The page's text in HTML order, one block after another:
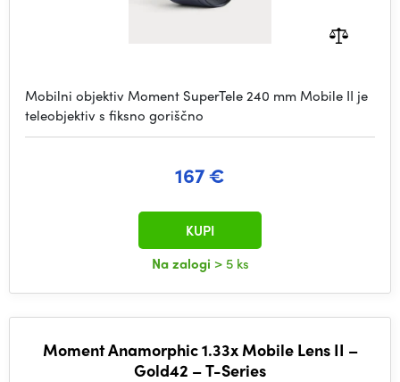
Mobilni objektiv Moment SuperTele 240 mm Mobile II je
teleobjektiv s fiksno goriščno
167 €
Na zalogi > 5 ks
KUPI
Moment Anamorphic 1.33x Mobile Lens II –
Gold42 – T-Series